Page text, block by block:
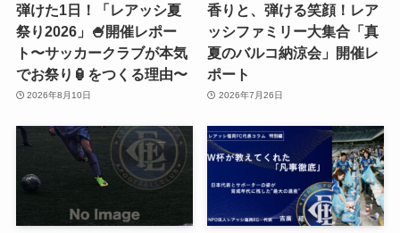
弾けた1日！「レアッシ夏
祭り2026」🍧開催レポー
ト〜サッカークラブが本気
でお祭り🏮をつくる理由〜
2026年8月10日
香りと、弾ける笑顔！レア
ッシファミリー大集合「真
夏のバルコ納涼会」開催レ
ポート
2026年7月26日